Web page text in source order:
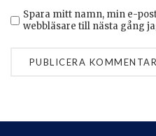
Spara mitt namn, min e-
webbläsare till nästa gång